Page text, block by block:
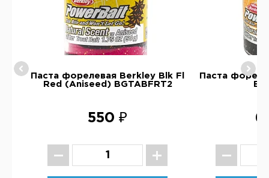
Паста форелевая Berkley Blk Fl
Red (Aniseed) BGTABFRT2
550 ₽
Паста